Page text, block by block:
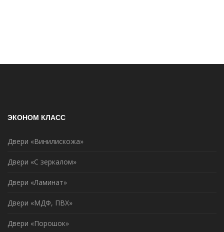
ЭКОНОМ КЛАСС
Двери «Винилискожа»
Двери «С зеркалом»
Двери «Ламинат»
Двери «МДФ, ПВХ»
Двери «Порошок»